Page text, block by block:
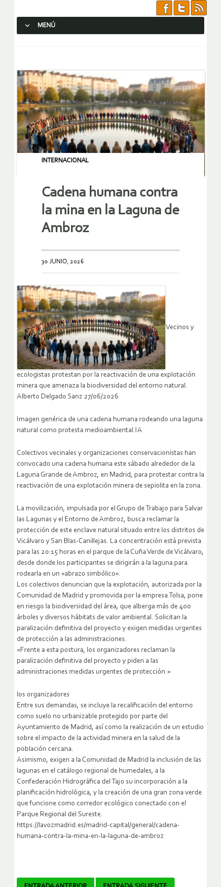
MENÚ
INTERNACIONAL
Cadena humana contra
la mina en la Laguna de
Ambroz
30 JUNIO, 2026
Vecinos y
ecologistas protestan por la reactivación de una explotación
minera que amenaza la biodiversidad del entorno natural.
Alberto Delgado Sanz 27/06/2026
Imagen genérica de una cadena humana rodeando una laguna
natural como protesta medioambiental.IA
Colectivos vecinales y organizaciones conservacionistas han
convocado una cadena humana este sábado alrededor de la
Laguna Grande de Ambroz, en Madrid, para protestar contra la
reactivación de una explotación minera de sepiolita en la zona.
La movilización, impulsada por el Grupo de Trabajo para Salvar
las Lagunas y el Entorno de Ambroz, busca reclamar la
protección de este enclave natural situado entre los distritos de
Vicálvaro y San Blas-Canillejas. La concentración está prevista
para las 20:15 horas en el parque de la Cuña Verde de Vicálvaro,
desde donde los participantes se dirigirán a la laguna para
rodearla en un «abrazo simbólico».
Los colectivos denuncian que la explotación, autorizada por la
Comunidad de Madrid y promovida por la empresa Tolsa, pone
en riesgo la biodiversidad del área, que alberga más de 400
árboles y diversos hábitats de valor ambiental. Solicitan la
paralización definitiva del proyecto y exigen medidas urgentes
de protección a las administraciones.
«Frente a esta postura, los organizadores reclaman la
paralización definitiva del proyecto y piden a las
administraciones medidas urgentes de protección.»
los organizadores
Entre sus demandas, se incluye la recalificación del entorno
como suelo no urbanizable protegido por parte del
Ayuntamiento de Madrid, así como la realización de un estudio
sobre el impacto de la actividad minera en la salud de la
población cercana.
Asimismo, exigen a la Comunidad de Madrid la inclusión de las
lagunas en el catálogo regional de humedales, a la
Confederación Hidrográfica del Tajo su incorporación a la
planificación hidrológica, y la creación de una gran zona verde
que funcione como corredor ecológico conectado con el
Parque Regional del Sureste.
https://lavozmadrid.es/madrid-capital/general/cadena-
humana-contra-la-mina-en-la-laguna-de-ambroz